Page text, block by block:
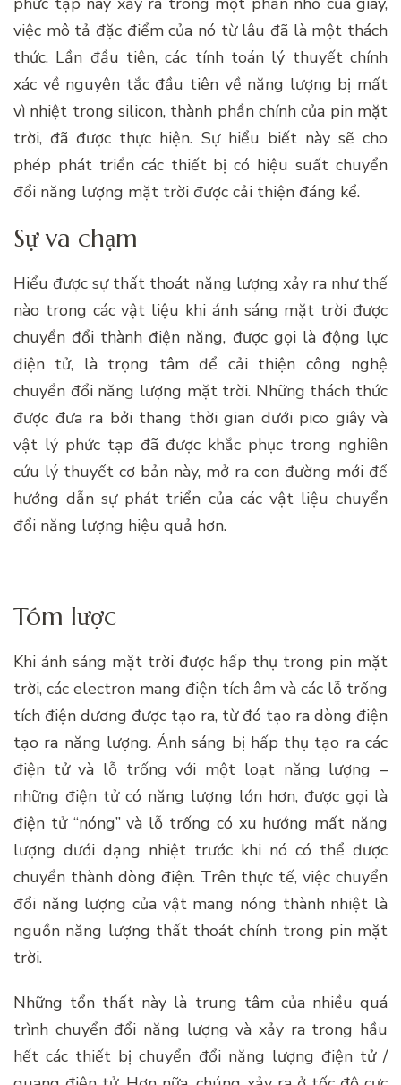
việc mô tả đặc điểm của nó từ lâu đã là một thách
thức. Lần đầu tiên, các tính toán lý thuyết chính
xác về nguyên tắc đầu tiên về năng lượng bị mất
vì nhiệt trong silicon, thành phần chính của pin mặt
trời, đã được thực hiện. Sự hiểu biết này sẽ cho
phép phát triển các thiết bị có hiệu suất chuyển
đổi năng lượng mặt trời được cải thiện đáng kể.
Sự va chạm
Hiểu được sự thất thoát năng lượng xảy ra như thế
nào trong các vật liệu khi ánh sáng mặt trời được
chuyển đổi thành điện năng, được gọi là động lực
điện tử, là trọng tâm để cải thiện công nghệ
chuyển đổi năng lượng mặt trời. Những thách thức
được đưa ra bởi thang thời gian dưới pico giây và
vật lý phức tạp đã được khắc phục trong nghiên
cứu lý thuyết cơ bản này, mở ra con đường mới để
hướng dẫn sự phát triển của các vật liệu chuyển
đổi năng lượng hiệu quả hơn.
Tóm lược
Khi ánh sáng mặt trời được hấp thụ trong pin mặt
trời, các electron mang điện tích âm và các lỗ trống
tích điện dương được tạo ra, từ đó tạo ra dòng điện
tạo ra năng lượng. Ánh sáng bị hấp thụ tạo ra các
điện tử và lỗ trống với một loạt năng lượng –
những điện tử có năng lượng lớn hơn, được gọi là
điện tử “nóng” và lỗ trống có xu hướng mất năng
lượng dưới dạng nhiệt trước khi nó có thể được
chuyển thành dòng điện. Trên thực tế, việc chuyển
đổi năng lượng của vật mang nóng thành nhiệt là
nguồn năng lượng thất thoát chính trong pin mặt
trời.
Những tổn thất này là trung tâm của nhiều quá
trình chuyển đổi năng lượng và xảy ra trong hầu
hết các thiết bị chuyển đổi năng lượng điện tử /